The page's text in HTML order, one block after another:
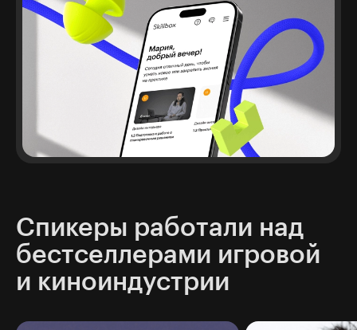
Спикеры работали над
бестселлерами игровой
и киноиндустрии